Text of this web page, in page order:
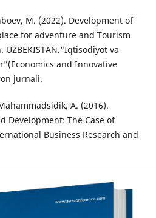
M. (2022). Development of
for adventure and Tourism
UZBEKISTAN.“Iqtisodiyot va
and Innovative
jurnali.
A. (2016).
Development: The Case of
Business Research and